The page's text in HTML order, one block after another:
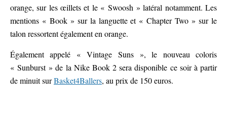
orange, sur les œillets et le « Swoosh » latéral notamment. Les
mentions « Book » sur la languette et « Chapter Two » sur le
talon ressortent également en orange.
Également appelé « Vintage Suns », le nouveau coloris
« Sunburst » de la Nike Book 2 sera disponible ce soir à partir
de minuit surBasket4Ballers, au prix de 150 euros.